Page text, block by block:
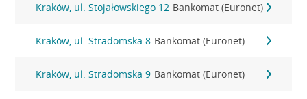
Kraków, ul. Stojałowskiego 12 Bankomat (Euronet)
Kraków, ul. Stradomska 8 Bankomat (Euronet)
Kraków, ul. Stradomska 9 Bankomat (Euronet)